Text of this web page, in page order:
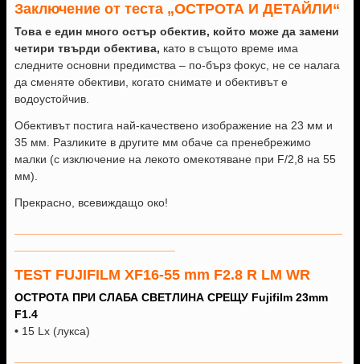
Заключение от теста „ОСТРОТА И ДЕТАЙЛИ“
Това е един много остър обектив, който може да замени
четири твърди обектива, като в същото време има
следните основни предимства – по-бърз фокус, не се налага
да сменяте обективи, когато снимате и обективът е
водоустойчив.
Обективът постига най-качествено изображение на 23 мм и
35 мм. Разликите в другите мм обаче са пренебрежимо
малки (с изключение на лекото омекотяване при F/2,8 на 55
мм).
Прекрасно, всевиждащо око!
TEST FUJIFILM XF16-55 mm F2.8 R LM WR
ОСТРОТА ПРИ СЛАБА СВЕТЛИНА СРЕЩУ Fujifilm 23mm
F1.4
• 15 Lx (лукса)